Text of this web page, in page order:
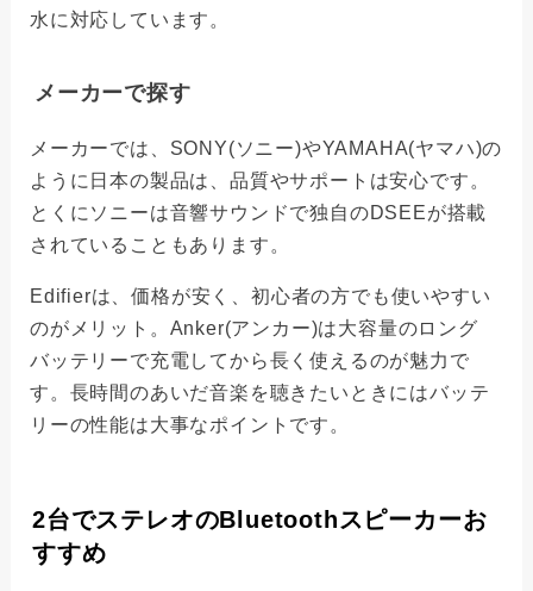
水に対応しています。
メーカーで探す
メーカーでは、SONY(ソニー)やYAMAHA(ヤマハ)の
ように日本の製品は、品質やサポートは安心です。
とくにソニーは音響サウンドで独自のDSEEが搭載
されていることもあります。
Edifierは、価格が安く、初心者の方でも使いやすい
のがメリット。Anker(アンカー)は大容量のロング
バッテリーで充電してから長く使えるのが魅力で
す。長時間のあいだ音楽を聴きたいときにはバッテ
リーの性能は大事なポイントです。
2台でステレオのBluetoothスピーカーお
すすめ